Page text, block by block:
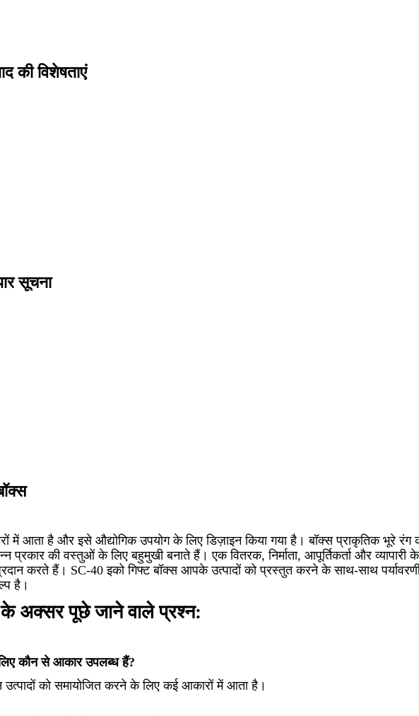
की विशेषताएं
सूचना
में आता है और इसे औद्योगिक उपयोग के लिए डिज़ाइन किया गया है। बॉक्स प्राकृतिक भूरे
प्रकार की वस्तुओं के लिए बहुमुखी बनाते हैं। एक वितरक, निर्माता, आपूर्तिकर्ता और
करते हैं। SC-40 इको गिफ्ट बॉक्स आपके उत्पादों को प्रस्तुत करने के साथ-साथ
है।
अक्सर पूछे जाने वाले प्रश्न:
कौन से आकार उपलब्ध हैं?
उत्पादों को समायोजित करने के लिए कई आकारों में आता है।